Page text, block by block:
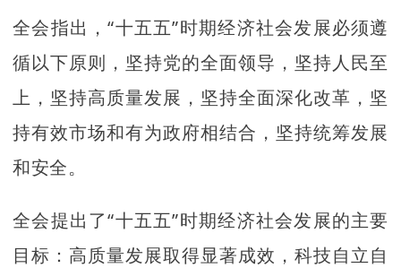
全会指出，“十五五”时期经济社会发展必须遵
循以下原则，坚持党的全面领导，坚持人民至
上，坚持高质量发展，坚持全面深化改革，坚
持有效市场和有为政府相结合，坚持统筹发展
和安全。
全会提出了“十五五”时期经济社会发展的主要
目标：高质量发展取得显著成效，科技自立自